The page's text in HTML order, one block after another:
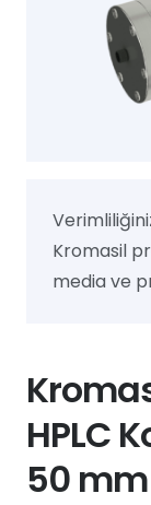
Kromasil
media ve
HPLC
50